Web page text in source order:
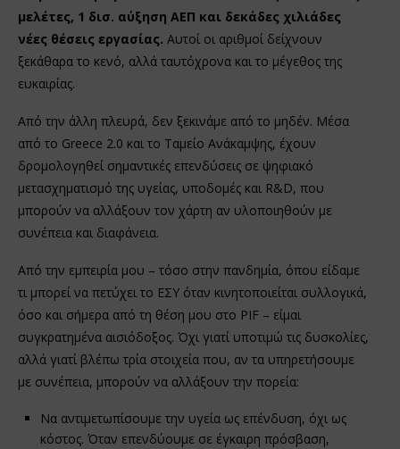
μελέτες, 1 δισ. αύξηση ΑΕΠ και δεκάδες χιλιάδες
νέες θέσεις εργασίας. Αυτοί οι αριθμοί δείχνουν
ξεκάθαρα το κενό, αλλά ταυτόχρονα και το μέγεθος της
ευκαιρίας.
Από την άλλη πλευρά, δεν ξεκινάμε από το μηδέν. Μέσα
από το Greece 2.0 και το Ταμείο Ανάκαμψης, έχουν
δρομολογηθεί σημαντικές επενδύσεις σε ψηφιακό
μετασχηματισμό της υγείας, υποδομές και R&D, που
μπορούν να αλλάξουν τον χάρτη αν υλοποιηθούν με
συνέπεια και διαφάνεια.
Από την εμπειρία μου – τόσο στην πανδημία, όπου είδαμε
τι μπορεί να πετύχει το ΕΣΥ όταν κινητοποιείται συλλογικά,
όσο και σήμερα από τη θέση μου στο PIF – είμαι
συγκρατημένα αισιόδοξος. Όχι γιατί υποτιμώ τις δυσκολίες,
αλλά γιατί βλέπω τρία στοιχεία που, αν τα υπηρετήσουμε
με συνέπεια, μπορούν να αλλάξουν την πορεία:
Να αντιμετωπίσουμε την υγεία ως επένδυση, όχι ως
κόστος. Όταν επενδύουμε σε έγκαιρη πρόσβαση,